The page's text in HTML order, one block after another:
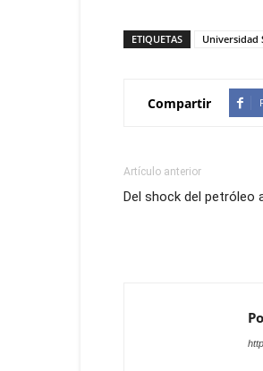
ETIQUETAS Universidad
Compartir
Artículo anterior
Del shock del petróleo